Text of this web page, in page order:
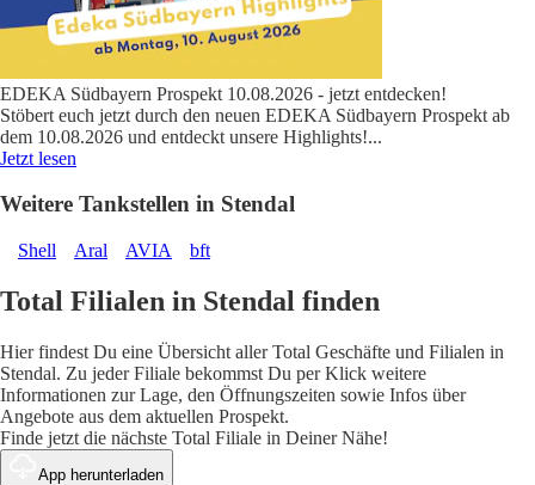
EDEKA Südbayern Prospekt 10.08.2026 - jetzt entdecken!
Stöbert euch jetzt durch den neuen EDEKA Südbayern Prospekt ab
dem 10.08.2026 und entdeckt unsere Highlights!...
Jetzt lesen
Weitere Tankstellen in Stendal
Shell Aral AVIA bft
Total Filialen in Stendal finden
Hier findest Du eine Übersicht aller Total Geschäfte und Filialen in
Stendal. Zu jeder Filiale bekommst Du per Klick weitere
Informationen zur Lage, den Öffnungszeiten sowie Infos über
Angebote aus dem aktuellen Prospekt.
Finde jetzt die nächste Total Filiale in Deiner Nähe!
App herunterladen